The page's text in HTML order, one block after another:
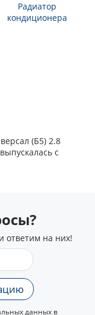
Радиатор
кондиционера
(Б5) 2.8
с
ответим на них!
данных в